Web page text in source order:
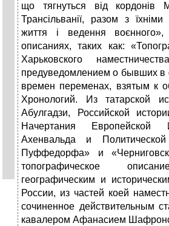
що тягнуться від кордонів
Трансільванії, разом з
життя і ведення воєнного»,
описаниях, таких как:
Харьковского
предуведомлением о бывших в
времен переменах, взятым к
Хронологий. Из татарской
Абулгадзи, Российской
Начертания Европейской
Ахенвальда и
Пуффедорфа» и
топографическое
географическим и
России, из частей коей
сочиненное действительным
кавалером Афанасием